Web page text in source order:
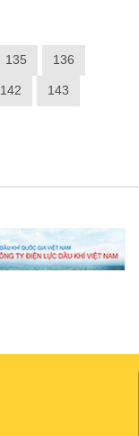
135 136
142 143